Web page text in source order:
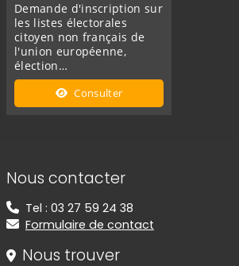
Demande d'inscription sur
les listes électorales
citoyen non français de
l'union européenne,
élection…
Consulter
Informations de contact
Nous contacter
Tel : 03 27 59 24 38
Formulaire de contact
Nous trouver